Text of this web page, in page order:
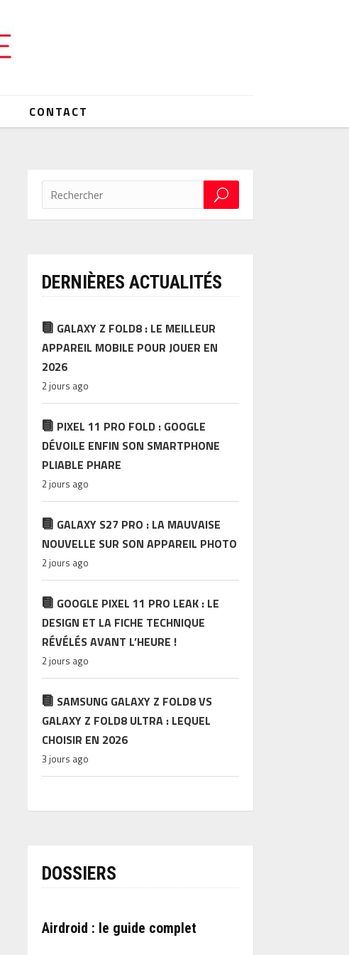
CONTACT
DERNIÈRES ACTUALITÉS
GALAXY Z FOLD8 : LE MEILLEUR
APPAREIL MOBILE POUR JOUER EN
2026
2 jours ago
PIXEL 11 PRO FOLD : GOOGLE
DÉVOILE ENFIN SON SMARTPHONE
PLIABLE PHARE
2 jours ago
GALAXY S27 PRO : LA MAUVAISE
NOUVELLE SUR SON APPAREIL PHOTO
2 jours ago
GOOGLE PIXEL 11 PRO LEAK : LE
DESIGN ET LA FICHE TECHNIQUE
RÉVÉLÉS AVANT L’HEURE !
2 jours ago
SAMSUNG GALAXY Z FOLD8 VS
GALAXY Z FOLD8 ULTRA : LEQUEL
CHOISIR EN 2026
3 jours ago
DOSSIERS
Airdroid : le guide complet